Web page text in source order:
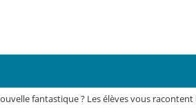
fantastique ? Les élèves vous